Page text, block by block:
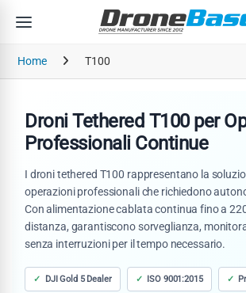
Home T100
Droni Tethered T100 per
Professionali Continue
I droni tethered T100 rappresentano la
operazioni professionali che richiedono
Con alimentazione cablata continua fino a
distanza, garantiscono sorveglianza,
senza interruzioni per il tempo necessario.
DJI Gold 5 Dealer ISO 9001:2015